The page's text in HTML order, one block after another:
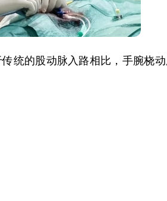
统的股动脉入路相比，手腕桡